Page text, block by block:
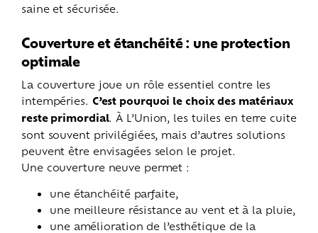
saine et sécurisée.
Couverture et étanchéité : une protection
optimale
La couverture joue un rôle essentiel contre les
intempéries. C’est pourquoi le choix des matériaux
reste primordial. À L’Union, les tuiles en terre cuite
sont souvent privilégiées, mais d’autres solutions
peuvent être envisagées selon le projet.
Une couverture neuve permet :
une étanchéité parfaite,
une meilleure résistance au vent et à la pluie,
une amélioration de l’esthétique de la